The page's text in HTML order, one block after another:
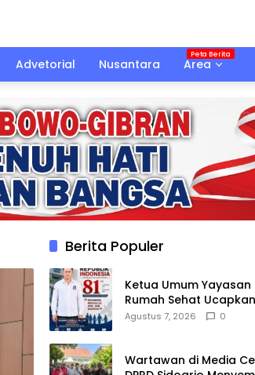
Advetorial Nusantara Area
Berita Populer
Ketua Umum Yayasan
Rumah Sehat Ucapkan
Dirgahayu RI ke-81
Agustus 7, 2026 0
Wartawan di Media